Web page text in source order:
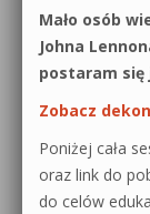
Mało osób
Johna
postaram
Zobacz
Poniżej cała
oraz link do
do celów